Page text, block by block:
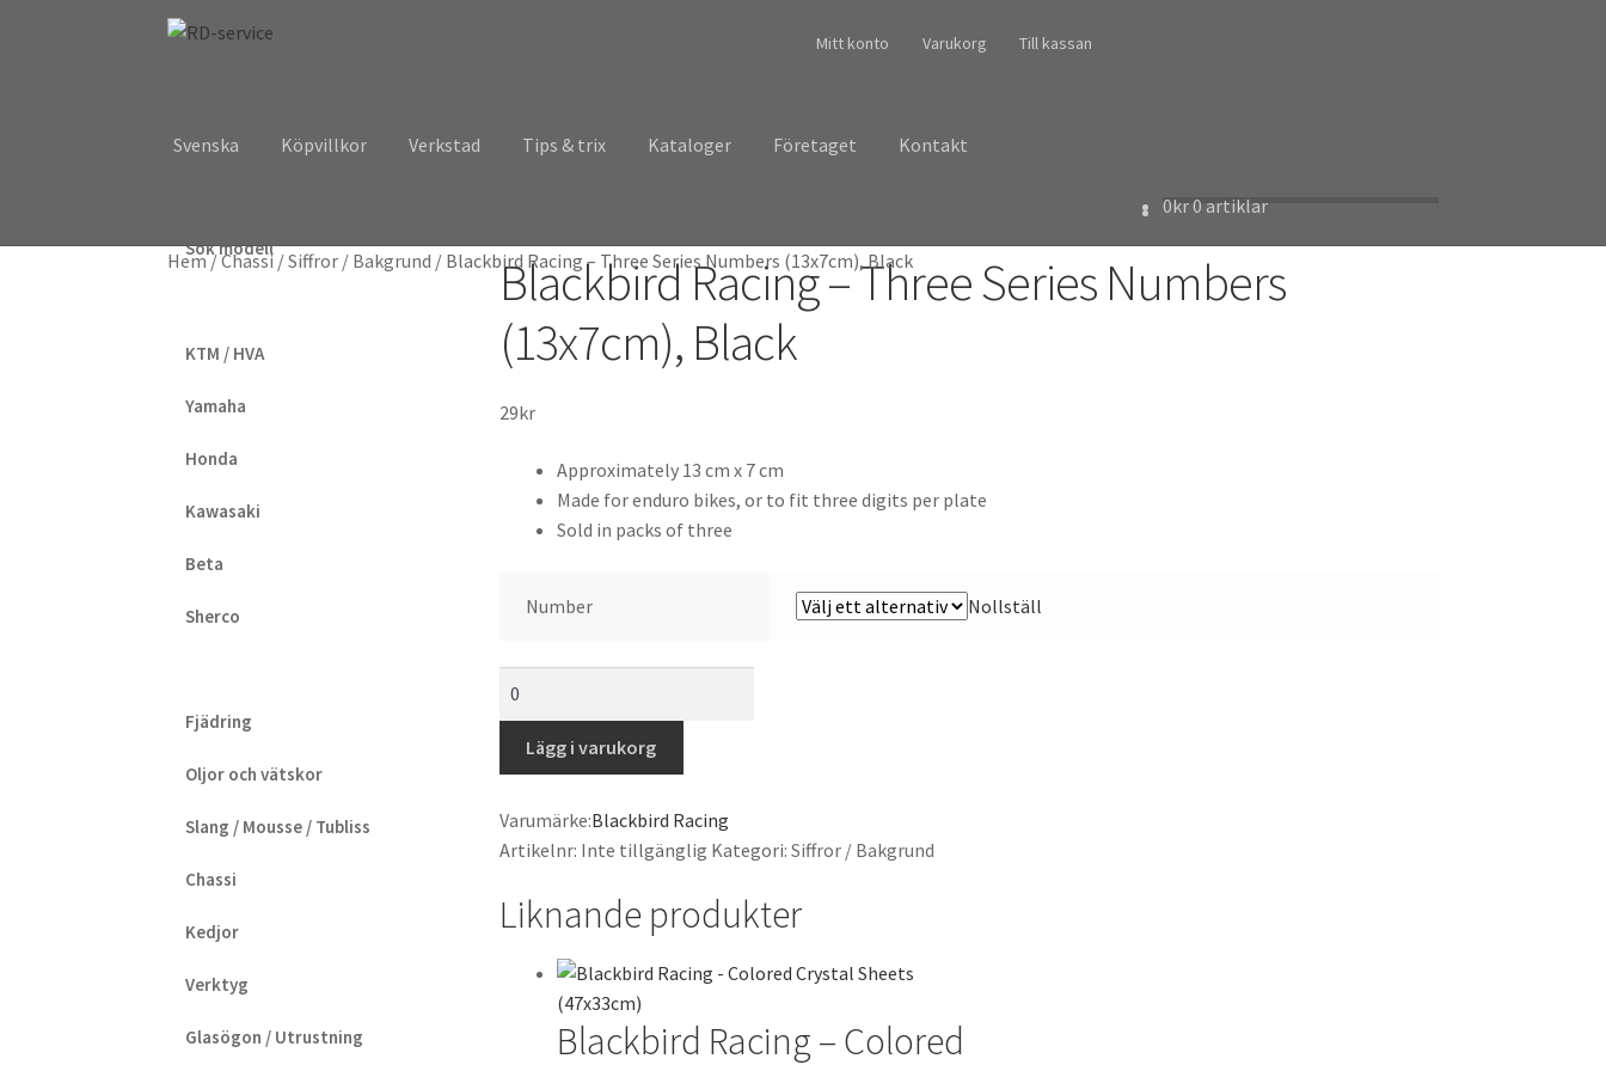
Hoppa
Hoppa
Mitt konto Varukorg Till kassan
Svenska Köpvillkor Verkstad Tips & trix Kataloger Företaget Kontakt
0kr0 artiklar
Hem/Chassi /Siffror / Bakgrund / Blackbird Racing – Three Series Numbers (13x7cm), Black
Blackbird Racing – Three Series Numbers
(13x7cm), Black
29kr
Approximately 13 cm x 7 cm
Made for enduro bikes, or to fit three digits per plate
Sold in packs of three
Number Nollställ
Three
Numbers
(13x7cm),
mängd
Lägg i varukorg
Varumärke:Blackbird Racing
Artikelnr: Inte tillgänglig Kategori: Siffror / Bakgrund
Liknande produkter
Blackbird Racing – Colored
Sök modell
KTM / HVA
Yamaha
Honda
Kawasaki
Beta
Sherco
Fjädring
Oljor och vätskor
Slang / Mousse / Tubliss
Chassi
Kedjor
Verktyg
Glasögon / Utrustning